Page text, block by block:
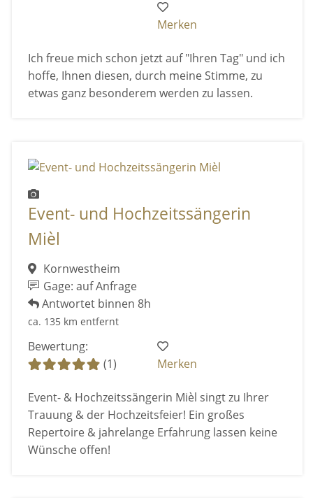
Merken
Ich freue mich schon jetzt auf "Ihren Tag" und ich
hoffe, Ihnen diesen, durch meine Stimme, zu
etwas ganz besonderem werden zu lassen.
Event- und Hochzeitssängerin
Mièl
Kornwestheim
Gage: auf Anfrage
Antwortet binnen 8h
ca. 135 km entfernt
Bewertung:
(1)
Merken
Event- & Hochzeitssängerin Mièl singt zu Ihrer
Trauung & der Hochzeitsfeier! Ein großes
Repertoire & jahrelange Erfahrung lassen keine
Wünsche offen!